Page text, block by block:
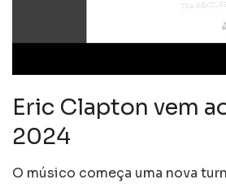
Eric Clapton vem
2024
O músico começa uma nova